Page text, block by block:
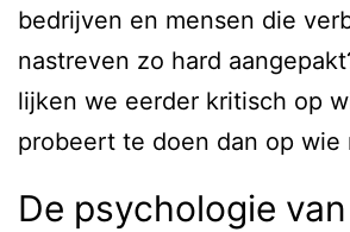
bedrijven en mensen die
nastreven zo hard
lijken we eerder kritisch op
probeert te doen dan op wie
De psychologie